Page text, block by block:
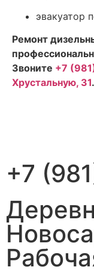
эвакуатор
Ремонт
Звоните +7
Хрустальную, 31.
+7